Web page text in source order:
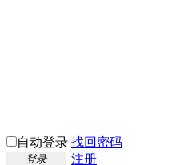
自动登录 找回密码
登录
注册